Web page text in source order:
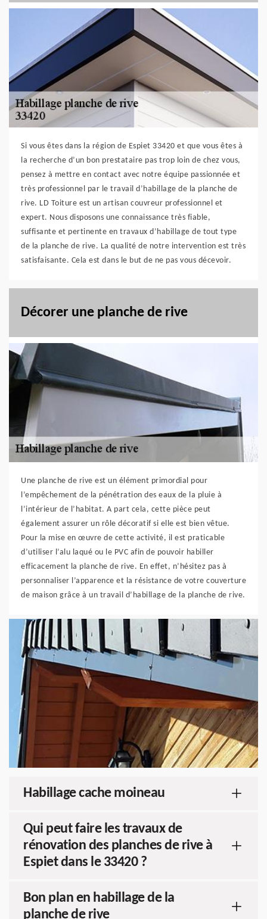
Si vous êtes dans la région de Espiet 33420 et que vous êtes à
la recherche d’un bon prestataire pas trop loin de chez vous,
pensez à mettre en contact avec notre équipe passionnée et
très professionnel par le travail d’habillage de la planche de
rive. LD Toiture est un artisan couvreur professionnel et
expert. Nous disposons une connaissance très fiable,
suffisante et pertinente en travaux d’habillage de tout type
de la planche de rive. La qualité de notre intervention est très
satisfaisante. Cela est dans le but de ne pas vous décevoir.
Décorer une planche de rive
Une planche de rive est un élément primordial pour
l’empêchement de la pénétration des eaux de la pluie à
l’intérieur de l’habitat. A part cela, cette pièce peut
également assurer un rôle décoratif si elle est bien vêtue.
Pour la mise en œuvre de cette activité, il est praticable
d’utiliser l’alu laqué ou le PVC afin de pouvoir habiller
efficacement la planche de rive. En effet, n’hésitez pas à
personnaliser l’apparence et la résistance de votre couverture
de maison grâce à un travail d’habillage de la planche de rive.
Habillage cache moineau
Qui peut faire les travaux de
rénovation des planches de rive à
Espiet dans le 33420 ?
Bon plan en habillage de la
planche de rive